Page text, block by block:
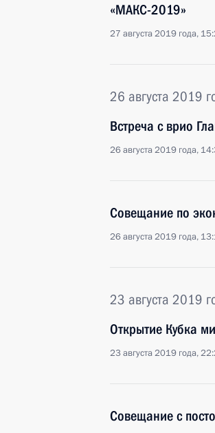
«МАКС-2019»
27 августа 2019 года,
26 августа 2019
Встреча с врио
26 августа 2019 года,
Совещание по
26 августа 2019 года,
23 августа 2019
Открытие Кубка
23 августа 2019 года,
Совещание с